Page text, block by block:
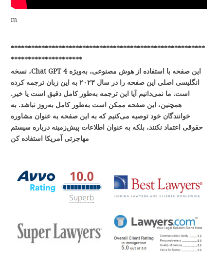
m
*********************************************************
*********************
این صفحه با استفاده از هوش مصنوعی، به‌ویژه Chat GPT 4، نسخه
انگلیسی اصلی این صفحه را در سال ۲۰۲۳ به این زبان ترجمه کرده
است. ما نمی‌دانیم آیا این ترجمه به‌طور کامل دقیق است یا خیر.
همچنین، این صفحه ممکن است به‌طور کامل به‌روز نباشد. به
خوانندگان خود توصیه می‌کنیم که به این صفحه به عنوان مشاوره
حقوقی اعتماد نکنند، بلکه به عنوان اطلاعات پیش‌زمینه درباره سیستم
مهاجرتی آمریکا استفاده کن